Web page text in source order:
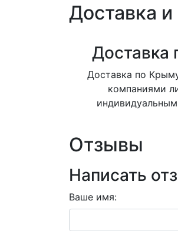
Доставка и
Доставка
Доставка по
компаниями
Отзывы
Написать
Ваше имя: